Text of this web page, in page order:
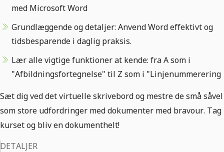
med Microsoft Word
Grundlæggende og detaljer: Anvend Word effektivt og
tidsbesparende i daglig praksis.
Lær alle vigtige funktioner at kende: fra A som i
"Afbildningsfortegnelse" til Z som i "Linjenummerering
Sæt dig ved det virtuelle skrivebord og mestre de små såvel
som store udfordringer med dokumenter med bravour. Tag
kurset og bliv en dokumenthelt!
DETALJER